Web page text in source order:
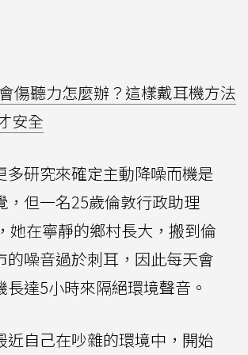
傷聽力怎麼辦？這樣戴耳機方法
安全
多研究來確定主動降噪而機是
，但一名25歲倫敦行政助理
她在寧靜的鄉村長大，搬到倫
的噪音過於刺耳，因此每天會
達5小時來隔絕環境聲音。
近自己在吵雜的環境中，開始